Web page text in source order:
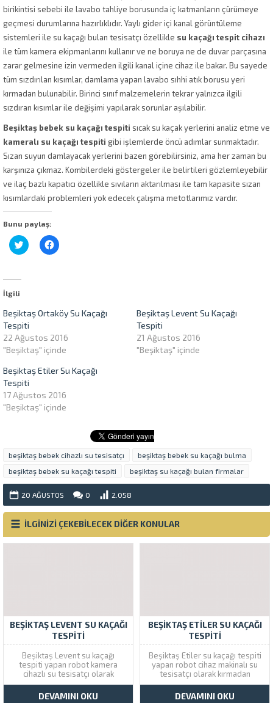
birikintisi sebebi ile lavabo tahliye borusunda iç katmanların çürümeye
geçmesi durumlarına hazırlıklıdır. Yaylı gider içi kanal görüntüleme
sistemleri ile su kaçağı bulan tesisatçı özellikle su kaçağı tespit cihazı
ile tüm kamera ekipmanlarını kullanır ve ne boruya ne de duvar parçasına
zarar gelmesine izin vermeden ilgili kanal içine cihaz ile bakar. Bu sayede
tüm sızdırılan kısımlar, damlama yapan lavabo sıhhi atık borusu yeri
kırmadan bulunabilir. Birinci sınıf malzemelerin tekrar yalnızca ilgili
sızdıran kısımlar ile değişimi yapılarak sorunlar aşılabilir.
Beşiktaş bebek su kaçağı tespiti sıcak su kaçak yerlerini analiz etme ve
kameralı su kaçağı tespiti gibi işlemlerde öncü adımlar sunmaktadır.
Sızan suyun damlayacak yerlerini bazen görebilirsiniz, ama her zaman bu
karşınıza çıkmaz. Kombilerdeki göstergeler ile belirtileri gözlemleyebilir
ve ilaç bazlı kapatıcı özellikle sıvıların aktarılması ile tam kapasite sızan
kısımlardaki problemleri yok edecek çalışma metotlarımız vardır.
Bunu paylaş:
Twitter
üzerinde
Facebook'ta
paylaşmak
İlgili
Beşiktaş Ortaköy Su Kaçağı
Tespiti
22 Ağustos 2016
"Beşiktaş" içinde
Beşiktaş Levent Su Kaçağı
Tespiti
21 Ağustos 2016
"Beşiktaş" içinde
Beşiktaş Etiler Su Kaçağı
Tespiti
17 Ağustos 2016
"Beşiktaş" içinde
beşiktaş bebek cihazlı su tesisatçı
beşiktaş bebek su kaçağı bulma
beşiktaş bebek su kaçağı tespiti
beşiktaş su kaçağı bulan firmalar
20 AĞUSTOS 0 2.058
İLGİNİZİ ÇEKEBİLECEK DİĞER KONULAR
BEŞIKTAŞ LEVENT SU KAÇAĞI
TESPITI
Beşiktaş Levent su kaçağı
tespiti yapan robot kamera
cihazlı su tesisatçı olarak
kırmadna dökmeden su kaçağı
bulma servisi veriyoruz. Çözüm
DEVAMINI OKU
BEŞIKTAŞ ETILER SU KAÇAĞI
TESPITI
Beşiktaş Etiler su kaçağı tespiti
yapan robot cihaz makinalı su
tesisatçı olarak kırmadan
dökmeden su kaçağı bulma
servisi veriyoruz. Çözüm Tesisat
DEVAMINI OKU